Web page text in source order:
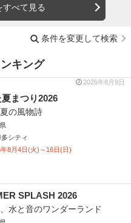
すべて見る
条件を変更して検索
キング
2026年8月9日
まつり2026
の風物詩
シティ
8月4日(火)～16日(日)
SPLASH 2026
水と音のワンダーランド